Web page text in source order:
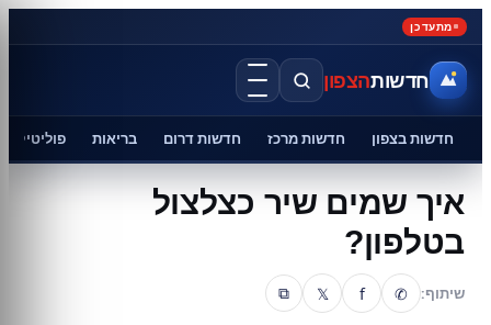
מתעדכן
חדשותהצפון
חדשות בצפון חדשות מרכז חדשות דרום בריאות פוליטיקה
איך שמים שיר כצלצול
בטלפון?
שיתוף: ✆
f
𝕏
⧉